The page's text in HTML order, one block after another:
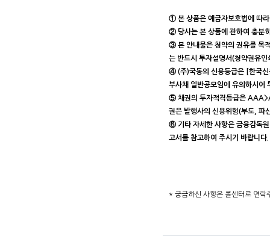
① 본 상품은 예금자보호법에 따
② 당사는 본 상품에 관하여 충분
③ 본 안내물은 청약의 권유를 목
는 반드시 투자설명서(청약권유
④ (주)국동의 신용등급은 [한국
부사채 일반공모임에 유의하시어
⑤ 채권의 투자적격등급은
권은 발행사의 신용위험(부도, 파
⑥ 기타 자세한 사항은 금융감독
고서를 참고하여 주시기 바랍니다.
* 궁금하신 사항은 콜센터로 연